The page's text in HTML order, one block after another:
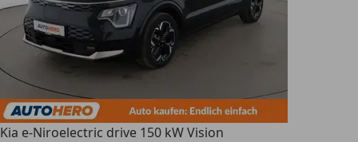
Kia e-Niroelectric drive 150 kW Vision